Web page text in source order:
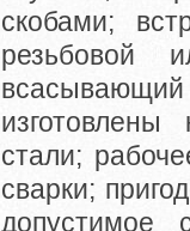
скобами;
резьбовой
стали;
сварки;
допустимое